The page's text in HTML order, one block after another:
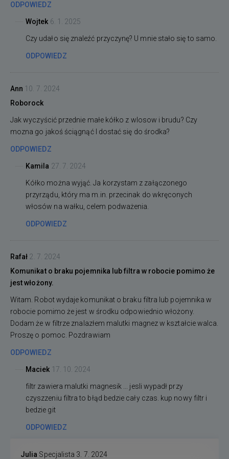
ODPOWIEDZ
Wojtek 6. 1. 2025
Czy udało się znaleźć przyczynę? U mnie stało się to samo.
ODPOWIEDZ
Ann 10. 7. 2024
Roborock
Jak wyczyścić przednie małe kółko z wlosow i brudu? Czy
mozna go jakoś ściągnąć I dostać się do środka?
ODPOWIEDZ
Kamila 27. 7. 2024
Kółko można wyjąć. Ja korzystam z załączonego
przyrządu, który ma m.in. przecinak do wkręconych
włosów na wałku, celem podważenia.
ODPOWIEDZ
Rafał 2. 7. 2024
Komunikat o braku pojemnika lub filtra w robocie pomimo że
jest włożony.
Witam. Robot wydaje komunikat o braku filtra lub pojemnika w
robocie pomimo że jest w środku odpowiednio włożony.
Dodam że w filtrze znalazłem malutki magnez w kształcie walca.
Proszę o pomoc. Pozdrawiam
ODPOWIEDZ
Maciek 17. 10. 2024
filtr zawiera malutki magnesik ... jesli wypadł przy
czyszzeniu filtra to błąd bedzie cały czas. kup nowy filtr i
bedzie git
ODPOWIEDZ
Julia Specjalista 3. 7. 2024